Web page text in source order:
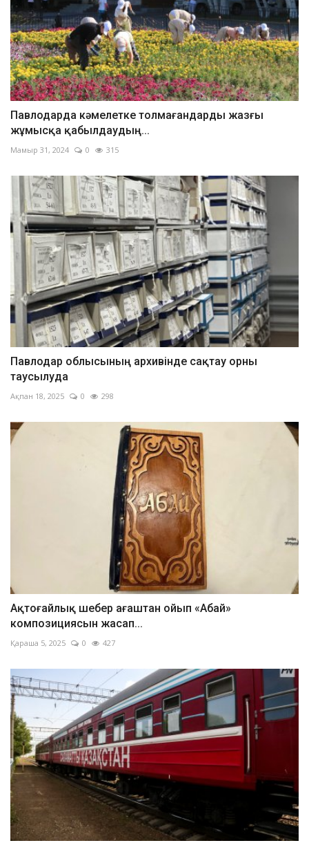
Павлодарда кәмелетке толмағандарды жазғы
жұмысқа қабылдаудың...
Мамыр 31, 2024 0 315
Павлодар облысының архивінде сақтау орны
таусылуда
Ақпан 18, 2025 0 298
Ақтоғайлық шебер ағаштан ойып «Абай»
композициясын жасап...
Қараша 5, 2025 0 427